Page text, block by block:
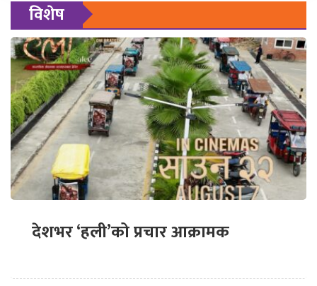
विशेष
देशभर ‘हली’को प्रचार आक्रामक